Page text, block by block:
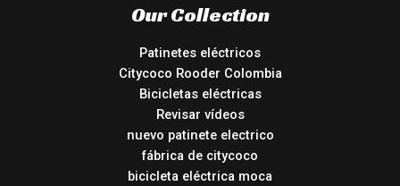
Our Collection
Patinetes eléctricos
Citycoco Rooder Colombia
Bicicletas eléctricas
Revisar vídeos
nuevo patinete electrico
fábrica de citycoco
bicicleta eléctrica moca